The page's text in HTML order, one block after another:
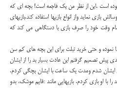
نموده است .این از نظر من یک فاجعه است! بچه ای که
نماید واز انواع بازیها استفاده کند.بازیهای
وقت خود را صرف بازی با دستگاهی می کند که
نموده و حتی خرید تبلت برای این بچه های کم سن
تصمیم گرفتم این عادت بسیار بد را از ایشان
ایشان شدم ومدت یک ساعت با ایشان بچگی کردم.
با او بازی کردم. بازیهایی مانند :قایم موشک، بدو